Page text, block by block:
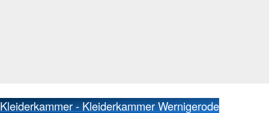
Kleiderkammer - Kleiderkammer Wernigerode